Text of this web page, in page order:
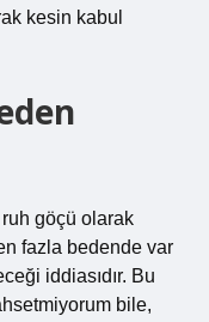
kesin kabul
göçü olarak
fazla bedende var
iddiasıdır. Bu
bile,